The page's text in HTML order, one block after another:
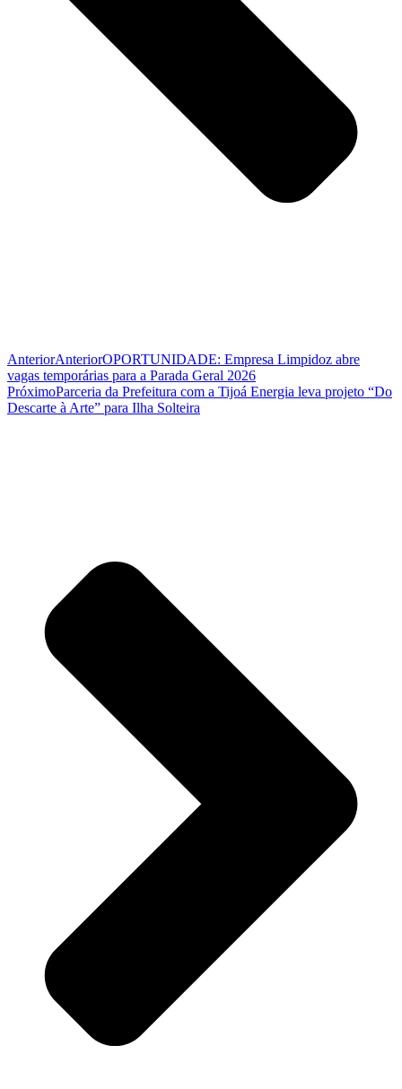
AnteriorAnteriorOPORTUNIDADE: Empresa Limpidoz abre
vagas temporárias para a Parada Geral 2026
PróximoParceria da Prefeitura com a Tijoá Energia leva projeto “Do
Descarte à Arte” para Ilha Solteira